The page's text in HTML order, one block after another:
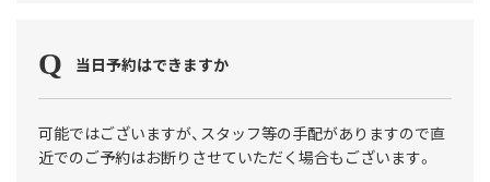
当日予約はできますか
可能ではございますが、スタッフ等の手配がありますので直
近でのご予約はお断りさせていただく場合もございます。